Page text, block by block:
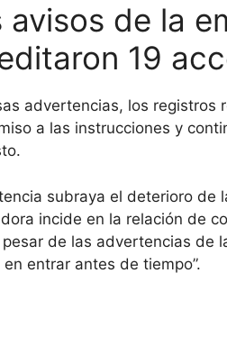
avisos de la
19
advertencias, los registros
a las instrucciones y
subraya el deterioro de
incide en la relación de
pesar de las advertencias de
entrar antes de tiempo”.